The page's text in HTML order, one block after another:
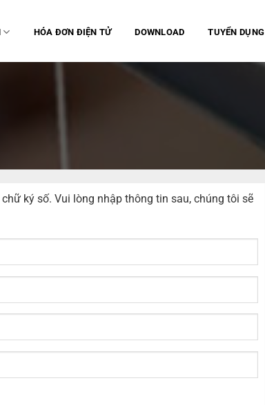
HÓA ĐƠN ĐIỆN TỬ DOWNLOAD TUYỂN DỤNG
ký số. Vui lòng nhập thông tin sau, chúng tôi sẽ